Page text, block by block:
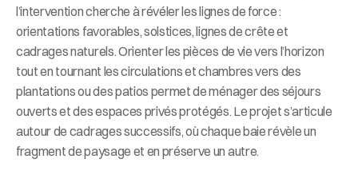
l’intervention cherche à révéler les lignes de force :
orientations favorables, solstices, lignes de crête et
cadrages naturels. Orienter les pièces de vie vers l’horizon
tout en tournant les circulations et chambres vers des
plantations ou des patios permet de ménager des séjours
ouverts et des espaces privés protégés. Le projet s’articule
autour de cadrages successifs, où chaque baie révèle un
fragment de paysage et en préserve un autre.